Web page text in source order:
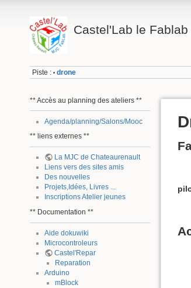
Castel'Lab le
Piste : • drone
** Accès au planning des ateliers **
Agenda/planning/Salons/Mooc
** liens externes **
La MJC de Chateaurenault
Liens vers des sites amis
Des nouvelles
Projets,Idées, Livres ...
Inscriptions Atelier jeunes
** Documentation **
Aide dokuwiki
Microcontroleurs
Castel'Repar
Reparation
Arduino
mBlock